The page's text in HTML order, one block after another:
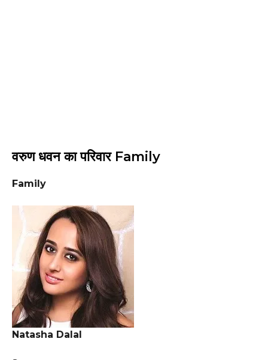
वरुण धवन का परिवार Family
Family
Natasha Dalal